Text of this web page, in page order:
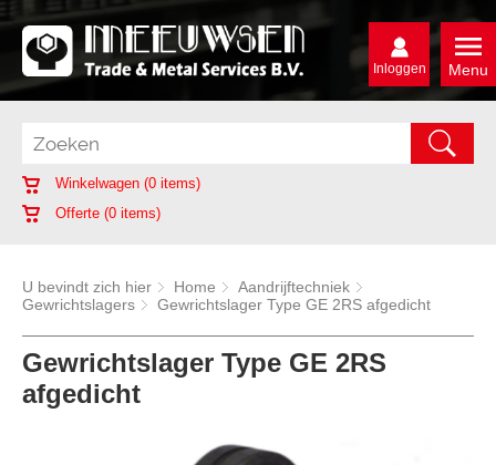
Menu
Inloggen
Winkelwagen (0 items)
Offerte (0 items)
U bevindt zich hier Home
Aandrijftechniek
Gewrichtslagers
Gewrichtslager Type GE 2RS afgedicht
Gewrichtslager Type GE 2RS
afgedicht